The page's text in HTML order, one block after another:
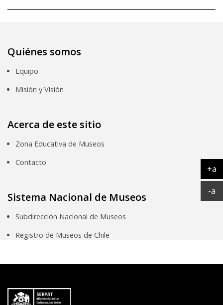
Quiénes somos
Equipo
Misión y Visión
Acerca de este sitio
Zona Educativa de Museos
Contacto
Sistema Nacional de Museos
Subdirección Nacional de Museos
Registro de Museos de Chile
+a
-a